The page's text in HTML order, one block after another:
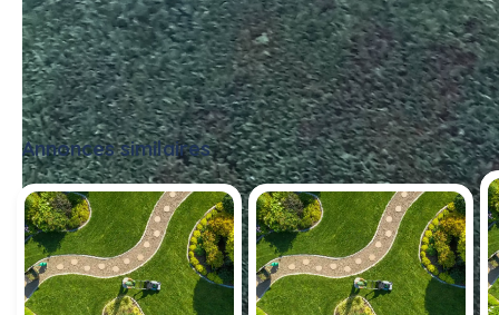
Annonces similaires Tout voir